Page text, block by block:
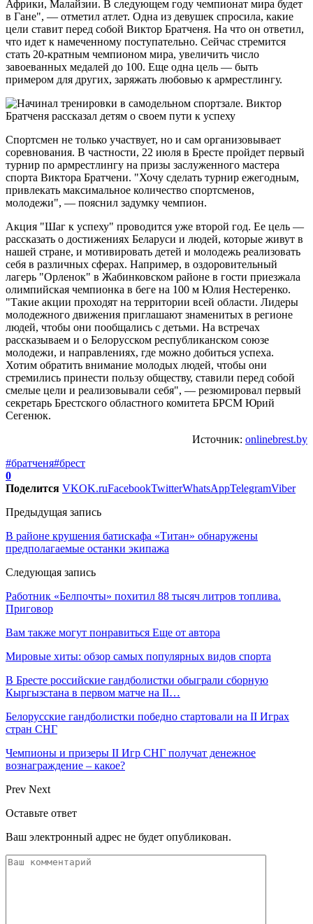
Африки, Малайзии. В следующем году чемпионат мира будет
в Гане", — отметил атлет. Одна из девушек спросила, какие
цели ставит перед собой Виктор Братченя. На что он ответил,
что идет к намеченному поступательно. Сейчас стремится
стать 20-кратным чемпионом мира, увеличить число
завоеванных медалей до 100. Еще одна цель — быть
примером для других, заряжать любовью к армрестлингу.
Спортсмен не только участвует, но и сам организовывает
соревнования. В частности, 22 июля в Бресте пройдет первый
турнир по армрестлингу на призы заслуженного мастера
спорта Виктора Братчени. "Хочу сделать турнир ежегодным,
привлекать максимальное количество спортсменов,
молодежи", — пояснил задумку чемпион.
Акция "Шаг к успеху" проводится уже второй год. Ее цель —
рассказать о достижениях Беларуси и людей, которые живут в
нашей стране, и мотивировать детей и молодежь реализовать
себя в различных сферах. Например, в оздоровительный
лагерь "Орленок" в Жабинковском районе в гости приезжала
олимпийская чемпионка в беге на 100 м Юлия Нестеренко.
"Такие акции проходят на территории всей области. Лидеры
молодежного движения приглашают знаменитых в регионе
людей, чтобы они пообщались с детьми. На встречах
рассказываем и о Белорусском республиканском союзе
молодежи, и направлениях, где можно добиться успеха.
Хотим обратить внимание молодых людей, чтобы они
стремились принести пользу обществу, ставили перед собой
смелые цели и реализовывали себя", — резюмировал первый
секретарь Брестского областного комитета БРСМ Юрий
Сегенюк.
Источник: onlinebrest.by
#братченя#брест
0
Поделится VKOK.ruFacebookTwitterWhatsAppTelegramViber
Предыдущая запись
В районе крушения батискафа «Титан» обнаружены
предполагаемые останки экипажа
Следующая запись
Работник «Белпочты» похитил 88 тысяч литров топлива.
Приговор
Вам также могут понравиться Еще от автора
Мировые хиты: обзор самых популярных видов спорта
В Бресте российские гандболистки обыграли сборную
Кыргызстана в первом матче на II…
Белорусские гандболистки победно стартовали на II Играх
стран СНГ
Чемпионы и призеры II Игр СНГ получат денежное
вознаграждение – какое?
Prev Next
Оставьте ответ
Ваш электронный адрес не будет опубликован.